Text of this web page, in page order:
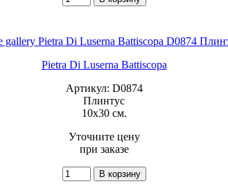
Pietra Di Luserna Battiscopa
Артикул: D0874
Плинтус
10x30 см.
Уточните цену
при заказе